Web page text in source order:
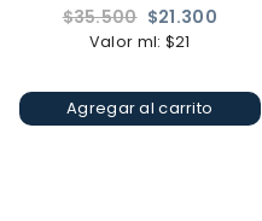
Precio
habitual
$35.500 $21.300
Valor ml: $21
Agregar al carrito